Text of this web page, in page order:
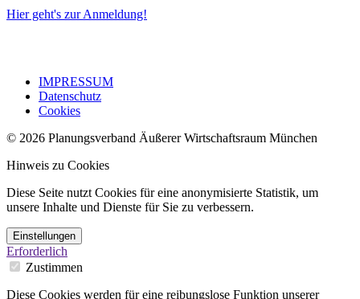
Hier geht's zur Anmeldung!
IMPRESSUM
Datenschutz
Cookies
© 2026 Planungsverband Äußerer Wirtschaftsraum München
Hinweis zu Cookies
Diese Seite nutzt Cookies für eine anonymisierte Statistik, um
unsere Inhalte und Dienste für Sie zu verbessern.
Einstellungen
Erforderlich
Zustimmen
Diese Cookies werden für eine reibungslose Funktion unserer